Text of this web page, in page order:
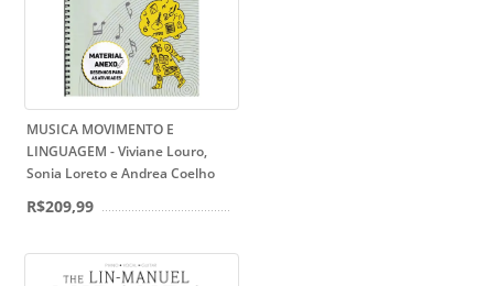
MUSICA MOVIMENTO E
LINGUAGEM - Viviane Louro,
Sonia Loreto e Andrea Coelho
R$209,99